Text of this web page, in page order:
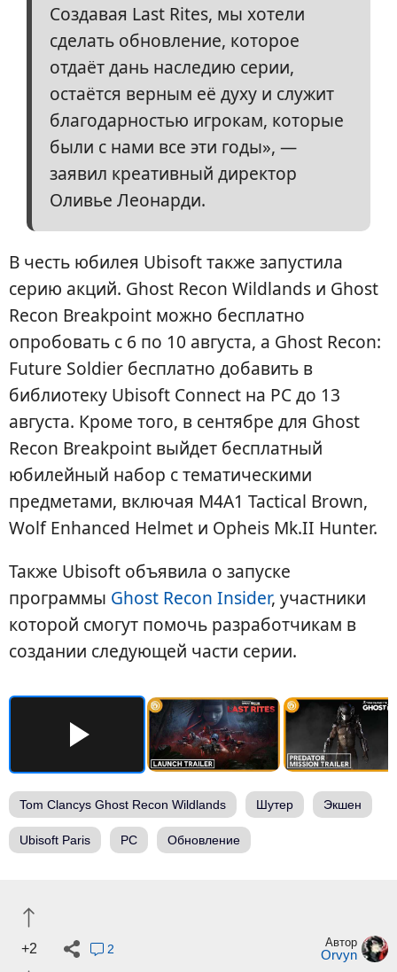
Создавая Last Rites, мы хотели
сделать обновление, которое
отдаёт дань наследию серии,
остаётся верным её духу и служит
благодарностью игрокам, которые
были с нами все эти годы», —
заявил креативный директор
Оливье Леонарди.
В честь юбилея Ubisoft также запустила
серию акций. Ghost Recon Wildlands и Ghost
Recon Breakpoint можно бесплатно
опробовать с 6 по 10 августа, а Ghost Recon:
Future Soldier бесплатно добавить в
библиотеку Ubisoft Connect на PC до 13
августа. Кроме того, в сентябре для Ghost
Recon Breakpoint выйдет бесплатный
юбилейный набор с тематическими
предметами, включая M4A1 Tactical Brown,
Wolf Enhanced Helmet и Opheis Mk.II Hunter.
Также Ubisoft объявила о запуске
программы Ghost Recon Insider, участники
которой смогут помочь разработчикам в
создании следующей части серии.
Tom Clancys Ghost Recon Wildlands Шутер Экшен
Ubisoft Paris PC Обновление
+2 2 Автор
Orvyn